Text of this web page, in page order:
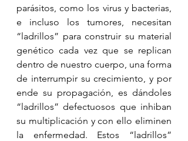
parásitos, como los virus y bacterias,
e incluso los tumores, necesitan
“ladrillos” para construir su material
genético cada vez que se replican
dentro de nuestro cuerpo, una forma
de interrumpir su crecimiento, y por
ende su propagación, es dándoles
“ladrillos” defectuosos que inhiban
su multiplicación y con ello eliminen
la enfermedad. Estos “ladrillos”